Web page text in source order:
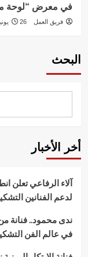
في معرض “لوحة
فريق العمل 26 يونيو، 2025
البحث
أخر الأخبار
لدعم الفنانين
ندى محمود.. فنانة من
في عالم الفن